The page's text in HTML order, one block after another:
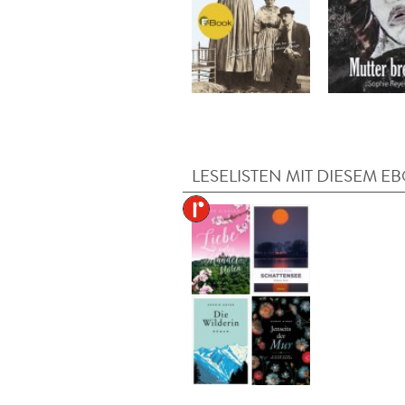
LESELISTEN MIT DIESEM